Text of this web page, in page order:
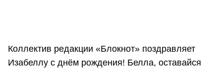
Коллектив редакции «Блокнот» поздравляет
Изабеллу с днём рождения! Белла, оставайся